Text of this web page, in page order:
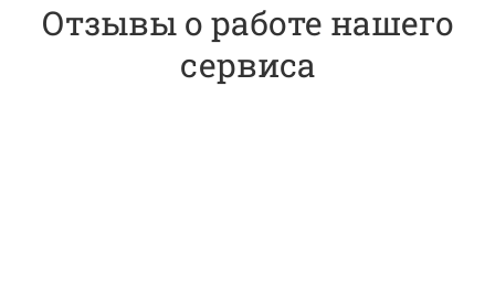
Отзывы о работе нашего
сервиса